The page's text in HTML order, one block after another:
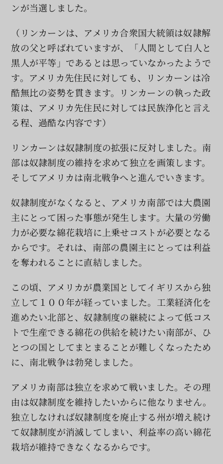
ンが当選しました。
（リンカーンは、アメリカ合衆国大統領は奴隷解
放の父と呼ばれていますが、「人間として白人と
黒人が平等」であるとは思っていなかったようで
す。アメリカ先住民に対しても、リンカーンは冷
酷無比の姿勢を貫きます。リンカーンの執った政
策は、アメリカ先住民に対しては民族浄化と言え
る程、過酷な内容です）
リンカーンは奴隷制度の拡張に反対しました。南
部は奴隷制度の維持を求めて独立を画策します。
そしてアメリカは南北戦争へと進んでいきます。
奴隷制度がなくなると、アメリカ南部では大農園
主にとって困った事態が発生します。大量の労働
力が必要な綿花栽培に上乗せコストが必要となる
からです。それは、南部の農園主にとっては利益
を奪われることに直結しました。
この頃、アメリカが農業国としてイギリスから独
立して１００年が経っていました。工業経済化を
進めたい北部と、奴隷制度の継続によって低コス
トで生産できる綿花の供給を続けたい南部が、ひ
とつの国としてまとまることが難しくなったため
に、南北戦争は勃発しました。
アメリカ南部は独立を求めて戦いました。その理
由は奴隷制度を維持したいからに他なりません。
独立しなければ奴隷制度を廃止する州が増え続け
て奴隷制度が消滅してしまい、利益率の高い綿花
栽培が維持できなくなるからです。